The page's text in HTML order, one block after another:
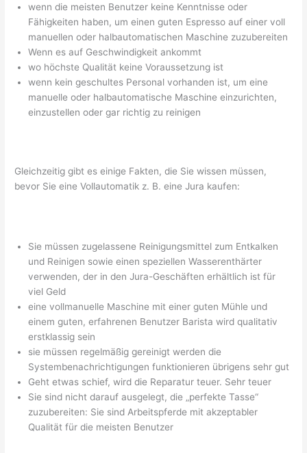
wenn die meisten Benutzer keine Kenntnisse oder
Fähigkeiten haben, um einen guten Espresso auf einer voll
manuellen oder halbautomatischen Maschine zuzubereiten
Wenn es auf Geschwindigkeit ankommt
wo höchste Qualität keine Voraussetzung ist
wenn kein geschultes Personal vorhanden ist, um eine
manuelle oder halbautomatische Maschine einzurichten,
einzustellen oder gar richtig zu reinigen
Gleichzeitig gibt es einige Fakten, die Sie wissen müssen,
bevor Sie eine Vollautomatik z. B. eine Jura kaufen:
Sie müssen zugelassene Reinigungsmittel zum Entkalken
und Reinigen sowie einen speziellen Wasserenthärter
verwenden, der in den Jura-Geschäften erhältlich ist für
viel Geld
eine vollmanuelle Maschine mit einer guten Mühle und
einem guten, erfahrenen Benutzer Barista wird qualitativ
erstklassig sein
sie müssen regelmäßig gereinigt werden die
Systembenachrichtigungen funktionieren übrigens sehr gut
Geht etwas schief, wird die Reparatur teuer. Sehr teuer
Sie sind nicht darauf ausgelegt, die „perfekte Tasse“
zuzubereiten: Sie sind Arbeitspferde mit akzeptabler
Qualität für die meisten Benutzer